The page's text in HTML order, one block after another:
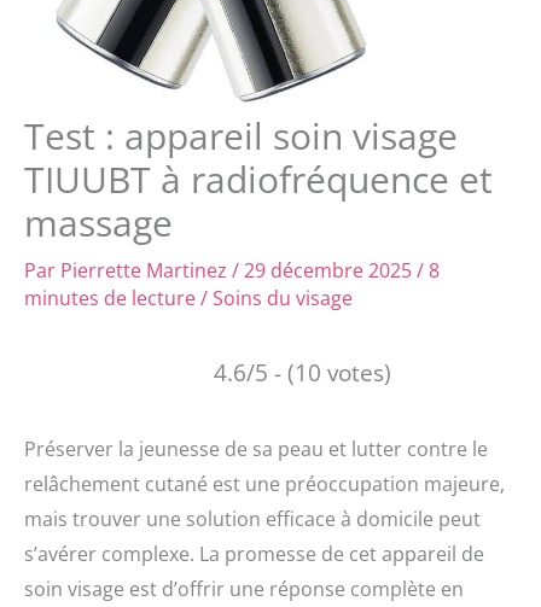
Test : appareil soin visage
TIUUBT à radiofréquence et
massage
Par Pierrette Martinez /29 décembre 2025/8
minutes de lecture/Soins du visage
4.6/5 - (10 votes)
Préserver la jeunesse de sa peau et lutter contre le
relâchement cutané est une préoccupation majeure,
mais trouver une solution efficace à domicile peut
s’avérer complexe. La promesse de cet appareil de
soin visage est d’offrir une réponse complète en